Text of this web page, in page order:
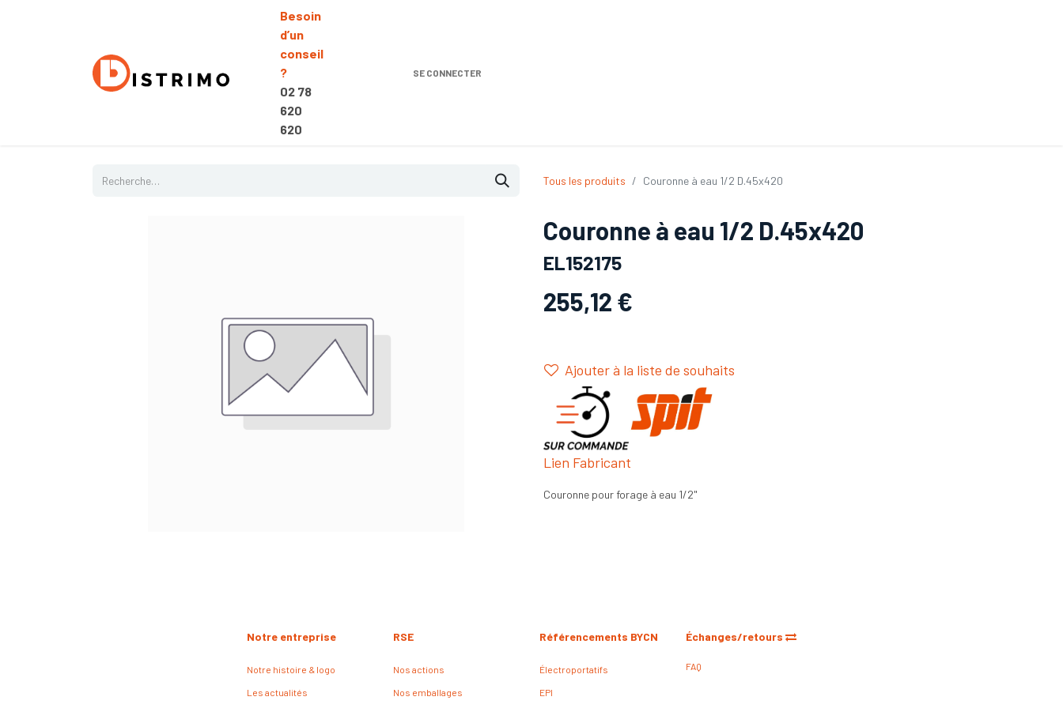
Besoin
d’un
conseil
?
02 78
620
620
SE CONNECTER
Tous les produits Couronne à eau 1/2 D.45x420
Couronne à eau 1/2 D.45x420
EL152175
255,12 €
Ajouter à la liste de souhaits
Lien Fabricant
Couronne pour forage à eau 1/2"
Échanges/retours
FAQ
Référencements BYCN
Électroportatifs
EPI
RSE
Nos actions
Nos emballages
Notre entreprise
Notre histoire & logo
Les actualités